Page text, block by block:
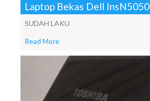
Laptop Bekas Dell InsN5050
SUDAH LAKU
Read More